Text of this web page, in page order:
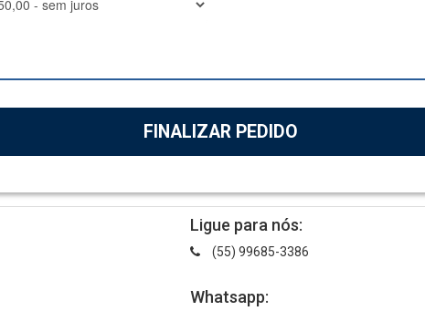
FINALIZAR PEDIDO
Ligue para nós:
(55) 99685-3386
Whatsapp: